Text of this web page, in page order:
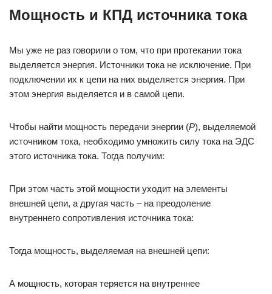
Мощность и КПД источника тока
Мы уже не раз говорили о том, что при протекании тока
выделяется энергия. Источники тока не исключение. При
подключении их к цепи на них выделяется энергия. При
этом энергия выделяется и в самой цепи.
Чтобы найти мощность передачи энергии (P), выделяемой
источником тока, необходимо умножить силу тока на ЭДС
этого источника тока. Тогда получим:
При этом часть этой мощности уходит на элементы
внешней цепи, а другая часть – на преодоление
внутреннего сопротивления источника тока:
Тогда мощность, выделяемая на внешней цепи:
А мощность, которая теряется на внутреннее